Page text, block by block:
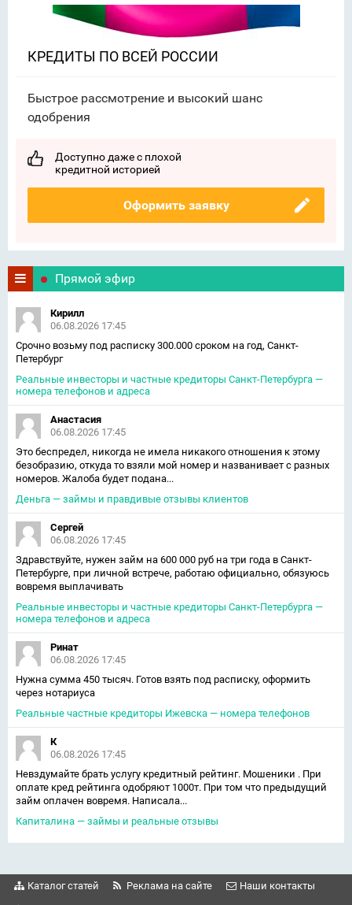
КРЕДИТЫ ПО ВСЕЙ РОССИИ
Быстрое рассмотрение и высокий шанс
одобрения
Доступно даже с плохой
кредитной историей
Оформить заявку
Прямой эфир
Кирилл
06.08.2026 17:45
Срочно возьму под расписку 300.000 сроком на год, Санкт-
Петербург
Реальные инвесторы и частные кредиторы Санкт-Петербурга —
номера телефонов и адреса
Анастасия
06.08.2026 17:45
Это беспредел, никогда не имела никакого отношения к этому
безобразию, откуда то взяли мой номер и названивает с разных
номеров. Жалоба будет подана...
Деньга — займы и правдивые отзывы клиентов
Сергей
06.08.2026 17:45
Здравствуйте, нужен займ на 600 000 руб на три года в Санкт-
Петербурге, при личной встрече, работаю официально, обязуюсь
вовремя выплачивать
Реальные инвесторы и частные кредиторы Санкт-Петербурга —
номера телефонов и адреса
Ринат
06.08.2026 17:45
Нужна сумма 450 тысяч. Готов взять под расписку, оформить
через нотариуса
Реальные частные кредиторы Ижевска — номера телефонов
К
06.08.2026 17:45
Невздумайте брать услугу кредитный рейтинг. Мошеники . При
оплате кред рейтинга одобряют 1000т. При том что предыдущий
займ оплачен вовремя. Написала...
Капиталина — займы и реальные отзывы
Каталог статей Реклама на сайте
Наши контакты